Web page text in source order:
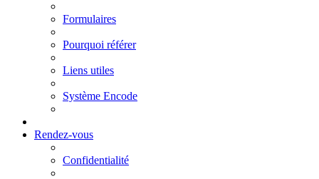
Formulaires
Pourquoi référer
Liens utiles
Système Encode
Rendez-vous
Confidentialité